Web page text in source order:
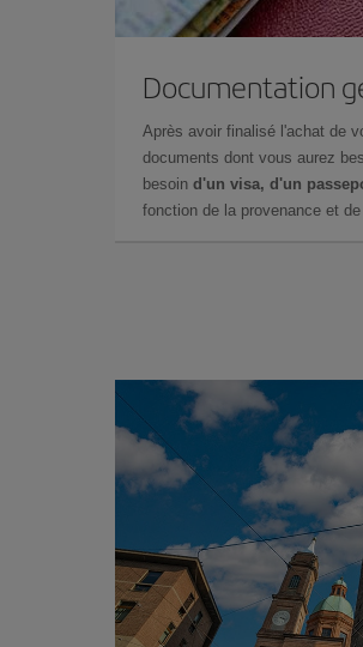
Documentation
Après avoir finalisé l'achat de
documents dont vous aurez
besoin d'un visa, d'un
fonction de la provenance et